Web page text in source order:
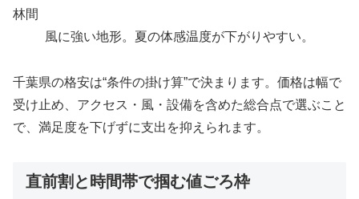
林間
風に強い地形。夏の体感温度が下がりやすい。
千葉県の格安は“条件の掛け算”で決まります。価格は幅で
受け止め、アクセス・風・設備を含めた総合点で選ぶこと
で、満足度を下げずに支出を抑えられます。
直前割と時間帯で掴む値ごろ枠